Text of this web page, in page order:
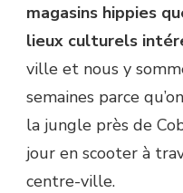
magasins hippies
lieux culturels
ville et nous y
semaines parce
la jungle près de
jour en scooter à
centre-ville.